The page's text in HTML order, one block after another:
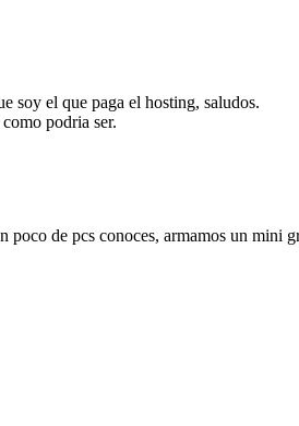
soy el que paga el hosting, saludos.
podria ser.
de pcs conoces, armamos un mini